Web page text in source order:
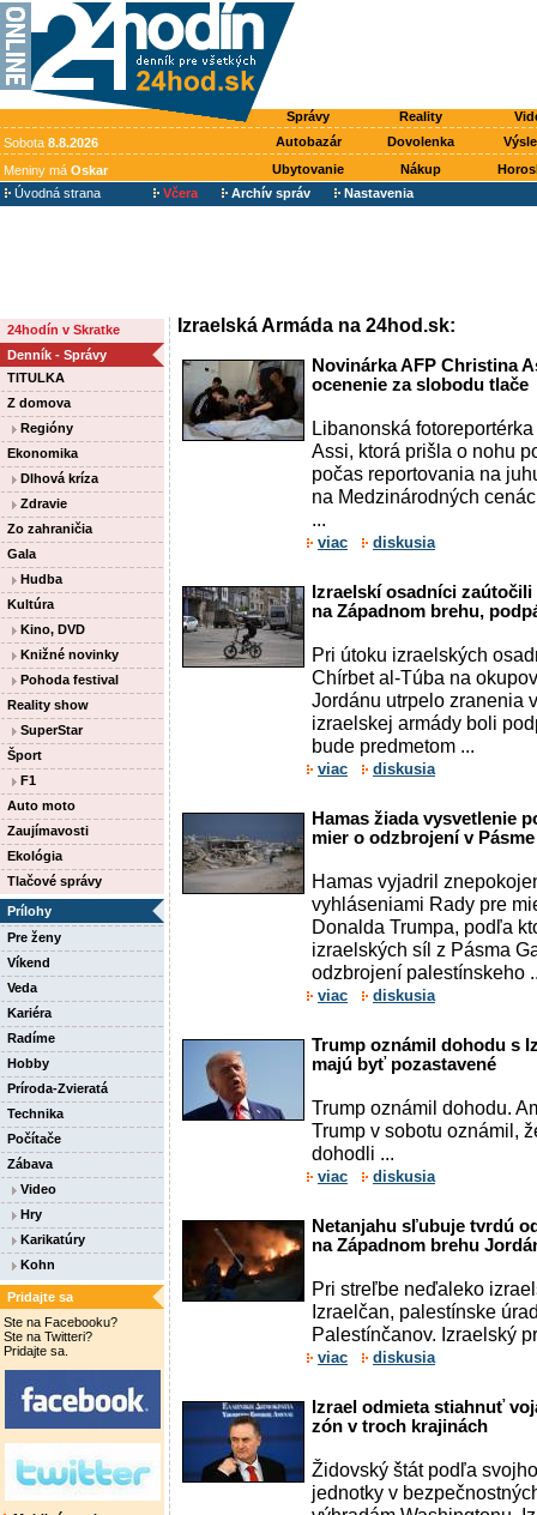
Správy Reality
Sobota 8.8.2026 Autobazár Dovolenka
Meniny má Oskar Ubytovanie Nákup
Úvodná strana
Včera Archív správ Nastavenia
24hodín v Skratke
Denník - Správy
TITULKA
Z domova
Regióny
Ekonomika
Dlhová kríza
Zdravie
Zo zahraničia
Gala
Hudba
Kultúra
Kino, DVD
Knižné novinky
Pohoda festival
Reality show
SuperStar
Šport
F1
Auto moto
Zaujímavosti
Ekológia
Tlačové správy
Prílohy
Pre ženy
Víkend
Veda
Kariéra
Radíme
Hobby
Príroda-Zvieratá
Technika
Počítače
Zábava
Video
Hry
Karikatúry
Kohn
Pridajte sa
Ste na Facebooku?
Ste na Twitteri?
Pridajte sa.
Izraelská Armáda na 24hod.sk:
Novinárka AFP Christina
ocenenie za slobodu tlače
Libanonská
Assi, ktorá prišla o nohu
počas reportovania na
na Medzinárodných
...
viac diskusia
Izraelskí osadníci
na Západnom brehu,
Pri útoku izraelských
Chírbet al-Túba na
Jordánu utrpelo zranenia
izraelskej armády boli
bude predmetom ...
viac diskusia
Hamas žiada vysvetlenie
mier o odzbrojení v
Hamas vyjadril
vyhláseniami Rady pre
Donalda Trumpa, podľa
izraelských síl z Pásma
odzbrojení palestínskeho
viac diskusia
Trump oznámil dohodu s
majú byť pozastavené
Trump oznámil dohodu.
Trump v sobotu oznámil,
dohodli ...
viac diskusia
Netanjahu sľubuje tvrdú
na Západnom brehu
Pri streľbe neďaleko
Izraelčan, palestínske
Palestínčanov. Izraelský
viac diskusia
Izrael odmieta stiahnuť
zón v troch krajinách
Židovský štát podľa
jednotky v